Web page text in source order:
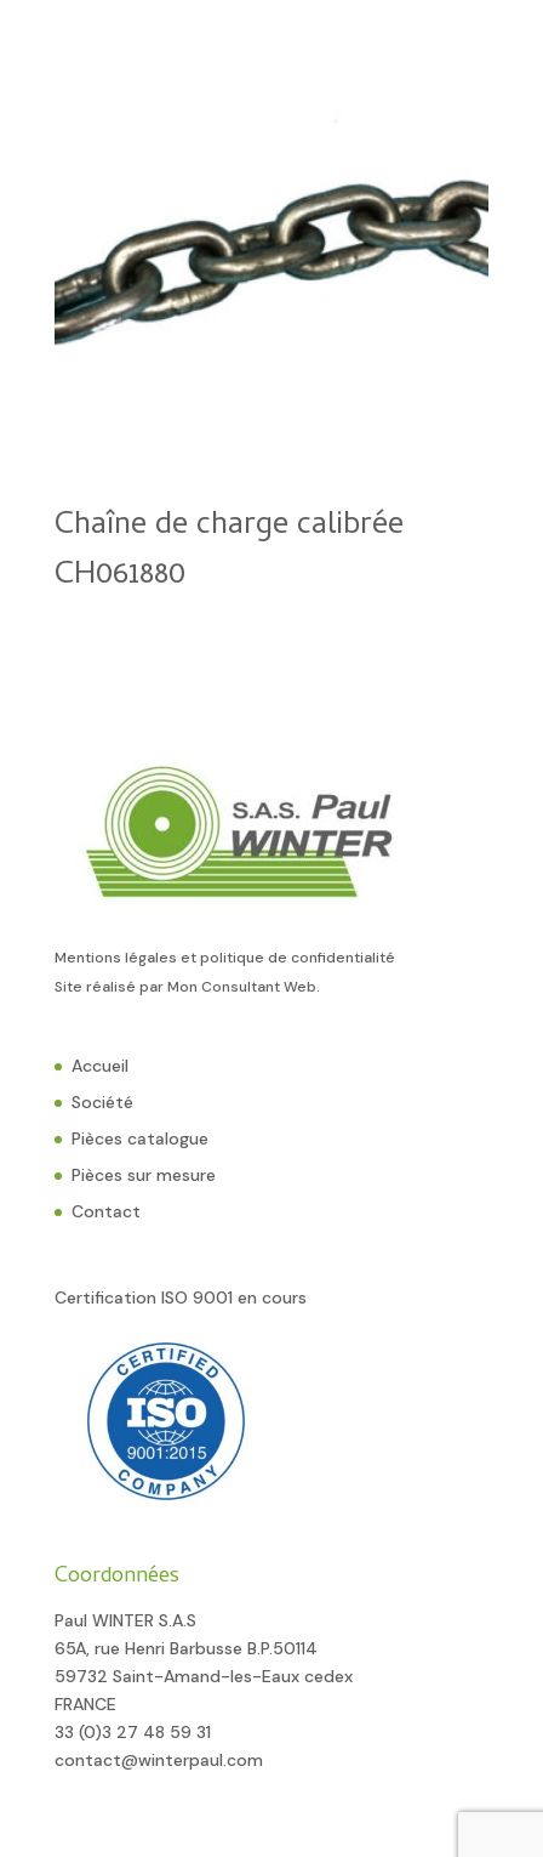
Chaîne de charge calibrée
CH061880
Mentions légales et politique de confidentialité
Site réalisé parMon Consultant Web.
Accueil
Société
Pièces catalogue
Pièces sur mesure
Contact
Certification ISO 9001 en cours
Coordonnées
Paul WINTER S.A.S
65A, rue Henri Barbusse B.P.50114
59732 Saint-Amand-les-Eaux cedex
FRANCE
33 (0)3 27 48 59 31
contact@winterpaul.com